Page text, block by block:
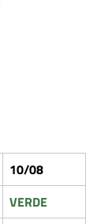
10/08
VERDE